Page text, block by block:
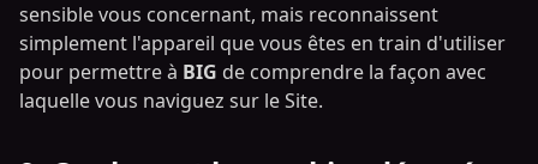
sensible vous concernant, mais reconnaissent
simplement l'appareil que vous êtes en train d'utiliser
pour permettre à BIG de comprendre la façon avec
laquelle vous naviguez sur le Site.